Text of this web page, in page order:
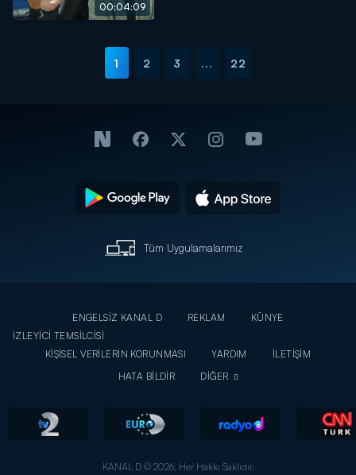
00:04:09
1 2 3 ... 22
Tüm Uygulamalarımız
ENGELSİZ KANAL D REKLAM
KÜNYE
İZLEYİCİ TEMSİLCİSİ
KİŞİSEL VERİLERİN KORUNMASI
YARDIM
İLETİŞİM
HATA BİLDİR
DİĞER
KANAL D © 2026. Her Hakkı Saklıdır.